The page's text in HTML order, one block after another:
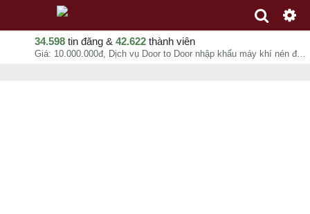
34.598 tin đăng & 42.622 thành viên
Giá: 10.000.000đ, Dịch vụ Door to Door nhập khẩu máy khí nén động cơ điện, diezel, xăng China, Korea, Japan, Anh Nghĩa, chuyên mục Dịch vụ xuất nhập khẩu tại - - 07-08-2026 23:40:33